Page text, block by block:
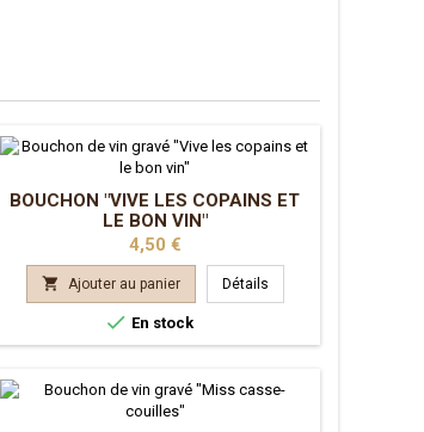
BOUCHON "VIVE LES COPAINS ET
LE BON VIN"
Prix
4,50 €
 Ajouter au panier Détails
 En stock